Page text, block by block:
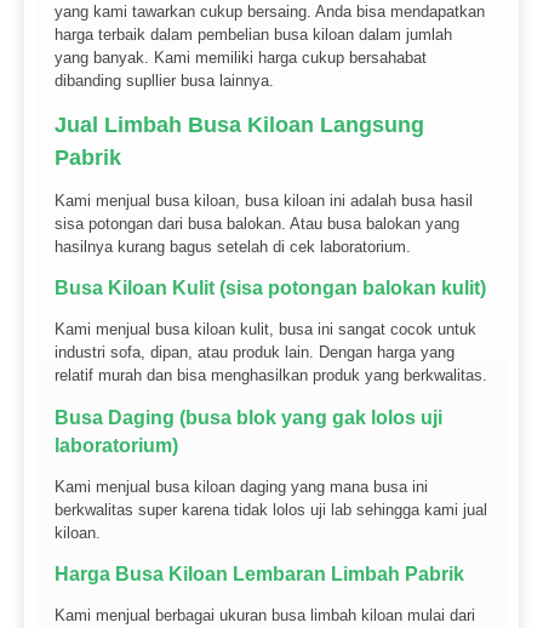
yang kami tawarkan cukup bersaing. Anda bisa mendapatkan
harga terbaik dalam pembelian busa kiloan dalam jumlah
yang banyak. Kami memiliki harga cukup bersahabat
dibanding supllier busa lainnya.
Jual Limbah Busa Kiloan Langsung
Pabrik
Kami menjual busa kiloan, busa kiloan ini adalah busa hasil
sisa potongan dari busa balokan. Atau busa balokan yang
hasilnya kurang bagus setelah di cek laboratorium.
Busa Kiloan Kulit (sisa potongan balokan kulit)
Kami menjual busa kiloan kulit, busa ini sangat cocok untuk
industri sofa, dipan, atau produk lain. Dengan harga yang
relatif murah dan bisa menghasilkan produk yang berkwalitas.
Busa Daging (busa blok yang gak lolos uji
laboratorium)
Kami menjual busa kiloan daging yang mana busa ini
berkwalitas super karena tidak lolos uji lab sehingga kami jual
kiloan.
Harga Busa Kiloan Lembaran Limbah Pabrik
Kami menjual berbagai ukuran busa limbah kiloan mulai dari